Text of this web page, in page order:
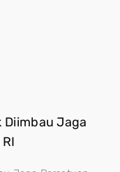
Diimbau Jaga